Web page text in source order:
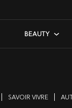
BEAUTY
SAVOIR VIVRE